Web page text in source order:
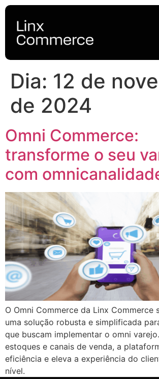
Dia: 12 de
de 2024
Omni Commerce:
transforme o seu
com
O Omni Commerce da Linx Commerce
uma solução robusta e simplificada
que buscam implementar o omni
estoques e canais de venda, a
eficiência e eleva a experiência do
nível.